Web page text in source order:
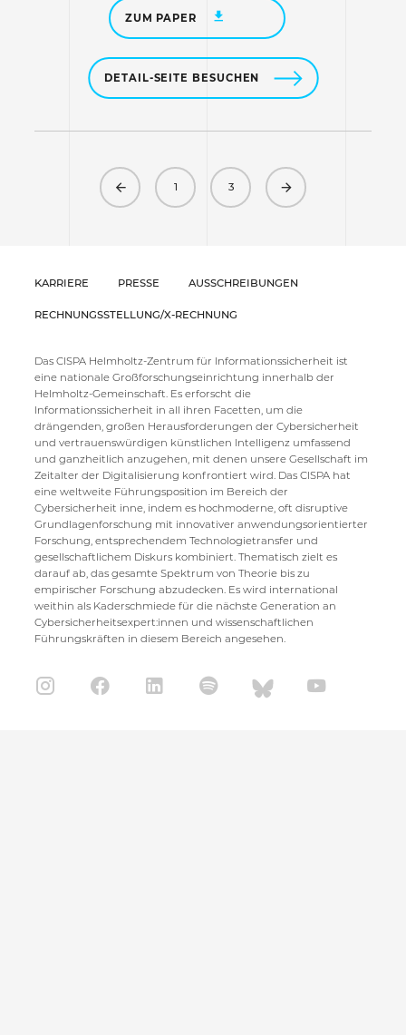
ZUM PAPER
DETAIL-SEITE BESUCHEN
Previous1 3 Next
KARRIERE PRESSE AUSSCHREIBUNGEN
RECHNUNGSSTELLUNG/X-RECHNUNG
Das CISPA Helmholtz-Zentrum für Informationssicherheit ist
eine nationale Großforschungseinrichtung innerhalb der
Helmholtz-Gemeinschaft. Es erforscht die
Informationssicherheit in all ihren Facetten, um die
drängenden, großen Herausforderungen der Cybersicherheit
und vertrauenswürdigen künstlichen Intelligenz umfassend
und ganzheitlich anzugehen, mit denen unsere Gesellschaft im
Zeitalter der Digitalisierung konfrontiert wird. Das CISPA hat
eine weltweite Führungsposition im Bereich der
Cybersicherheit inne, indem es hochmoderne, oft disruptive
Grundlagenforschung mit innovativer anwendungsorientierter
Forschung, entsprechendem Technologietransfer und
gesellschaftlichem Diskurs kombiniert. Thematisch zielt es
darauf ab, das gesamte Spektrum von Theorie bis zu
empirischer Forschung abzudecken. Es wird international
weithin als Kaderschmiede für die nächste Generation an
Cybersicherheitsexpert:innen und wissenschaftlichen
Führungskräften in diesem Bereich angesehen.